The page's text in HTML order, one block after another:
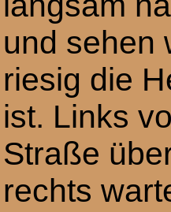
und sehen
riesig die
ist. Links
Straße
rechts